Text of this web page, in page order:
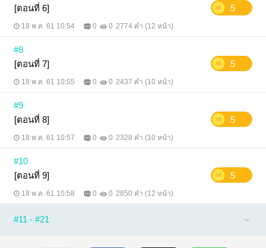
[ตอนที่ 6]
5
18 พ.ค. 61 10:54 0 0 2774 คำ (12 หน้า)
#8
[ตอนที่ 7]
5
18 พ.ค. 61 10:55 0 0 2437 คำ (10 หน้า)
#9
[ตอนที่ 8]
5
18 พ.ค. 61 10:57 0 0 2328 คำ (10 หน้า)
#10
[ตอนที่ 9]
5
18 พ.ค. 61 10:58 0 0 2850 คำ (12 หน้า)
#11 - #21